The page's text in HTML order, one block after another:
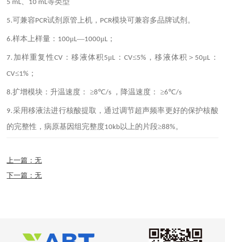
5 mL 10 mL
5.可兼容PCR试剂原管上机， PCR模块可兼容多品牌试剂。
6.样本上样量： 100μL—1000μL ；
7. 加样重复性CV：移液体积 5μL ： CV≤5%，移液体积＞ 50μL ：
CV≤1% ；
8.扩增模块：升温速度： ≥8℃/s ，降温速度： ≥6℃/s
9.采用移液法进行核酸提取，通过调节超声频率更好的保护核酸
的完整性，病原基因组完整度10kb 以上的片段≥88%。
上一篇：无
下一篇：无